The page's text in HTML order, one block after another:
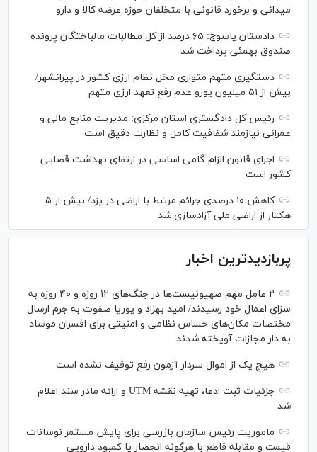
میدانی و برخورد قانونی با متخلفان حوزه عرضه کالا و دارو
دادستان یاسوج: ۶۵ درصد از کل مطالبات مالباختگان پرونده
صندوق بهمئی پرداخت شد
دستگیری متهم متواری مخل نظام ارزی کشور در پیرانشهر/
بیش از ۵۱ میلیون یورو عدم رفع تعهد ارزی متهم
رئیس کل دادگستری استان مرکزی: مدیریت منابع مالی و
عمرانی نیازمند شفافیت کامل و نظارت دقیق است
اجرای قانون الزام گامی اساسی در ارتقای بهداشت قضایی
کشور است
کاهش ۱۰ درصدی جرائم مرتبط با اراضی در یزد/ بیش از ۵
هکتار از اراضی ملی آزادسازی شد
پربازدیدترین اخبار
۲ عامل مهم صهیونیست‌ها در جنگ‌های ۱۲ روزه و ۴۰ روزه به
سزای اعمال خود رسیدند/ امید بهزاد و پوریا صفوت به جرم ارسال
مختصات مکان‌های حساس نظامی و امنیتی برای افسران موساد
به دار مجازات آویخته شدند
هیچ یک از اموال سردار آزمون رفع توقیف نشده است
جزئیات ثبت ادعا، تهیه نقشه UTM و ارائه مادر سند اعلام
شد
ماموریت رئیس سازمان بازرسی برای پایش مستمر نوسانات
قیمت و مقابله قاطع با هرگونه انحصار یا کمبود دارویی